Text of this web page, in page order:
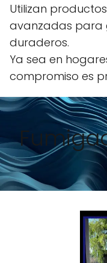
Utilizan
avanzadas para
duraderos.
Ya sea en
compromiso es